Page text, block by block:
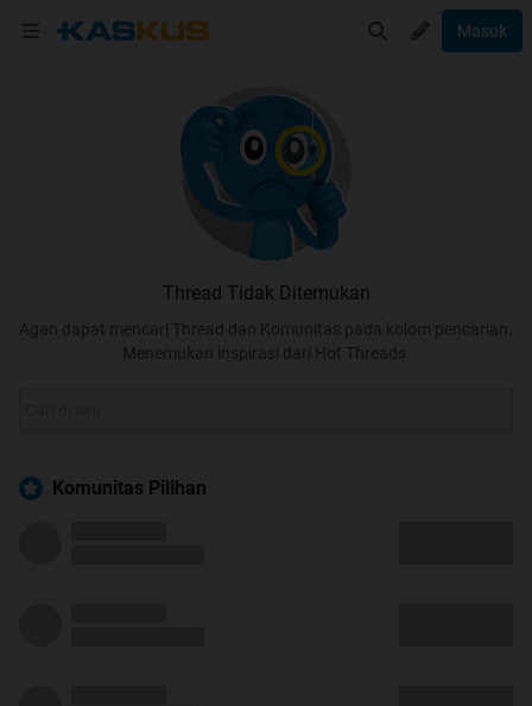
Masuk
Thread Tidak Ditemukan
Agan dapat mencari Thread dan Komunitas pada kolom pencarian.
Menemukan inspirasi dari Hot Threads.
Komunitas Pilihan